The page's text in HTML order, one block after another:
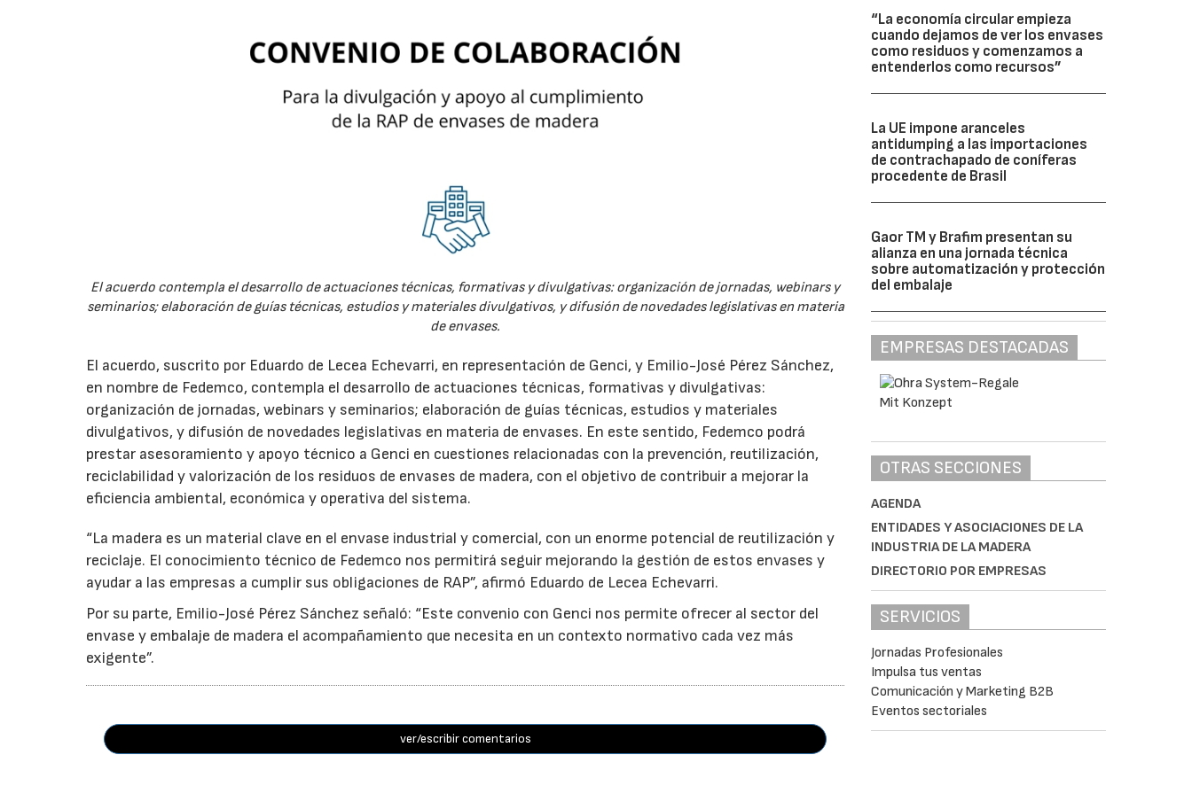
El acuerdo contempla el desarrollo de actuaciones técnicas, formativas y divulgativas: organización de jornadas, webinars y
seminarios; elaboración de guías técnicas, estudios y materiales divulgativos, y difusión de novedades legislativas en materia
de envases.
El acuerdo, suscrito por Eduardo de Lecea Echevarri, en representación de Genci, y Emilio-José Pérez Sánchez,
en nombre de Fedemco, contempla el desarrollo de actuaciones técnicas, formativas y divulgativas:
organización de jornadas, webinars y seminarios; elaboración de guías técnicas, estudios y materiales
divulgativos, y difusión de novedades legislativas en materia de envases. En este sentido, Fedemco podrá
prestar asesoramiento y apoyo técnico a Genci en cuestiones relacionadas con la prevención, reutilización,
reciclabilidad y valorización de los residuos de envases de madera, con el objetivo de contribuir a mejorar la
eficiencia ambiental, económica y operativa del sistema.
“La madera es un material clave en el envase industrial y comercial, con un enorme potencial de reutilización y
reciclaje. El conocimiento técnico de Fedemco nos permitirá seguir mejorando la gestión de estos envases y
ayudar a las empresas a cumplir sus obligaciones de RAP”, afirmó Eduardo de Lecea Echevarri.
Por su parte, Emilio-José Pérez Sánchez señaló: “Este convenio con Genci nos permite ofrecer al sector del
envase y embalaje de madera el acompañamiento que necesita en un contexto normativo cada vez más
exigente”.
ver/escribir comentarios
“La economía circular empieza
cuando dejamos de ver los envases
como residuos y comenzamos a
entenderlos como recursos”
La UE impone aranceles
antidumping a las importaciones
de contrachapado de coníferas
procedente de Brasil
Gaor TM y Brafim presentan su
alianza en una jornada técnica
sobre automatización y protección
del embalaje
EMPRESAS DESTACADAS
OTRAS SECCIONES
AGENDA
ENTIDADES Y ASOCIACIONES DE LA
INDUSTRIA DE LA MADERA
DIRECTORIO POR EMPRESAS
SERVICIOS
Jornadas Profesionales
Impulsa tus ventas
Comunicación y Marketing B2B
Eventos sectoriales